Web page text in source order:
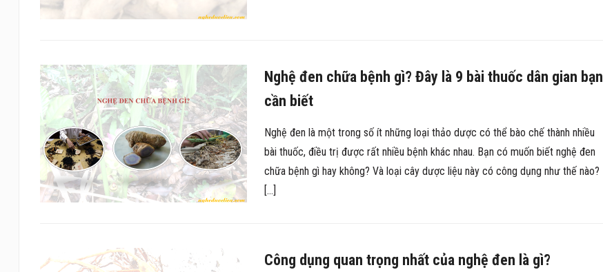
Nghệ đen chữa bệnh gì? Đây là 9 bài thuốc dân gian bạn
cần biết
Nghệ đen là một trong số ít những loại thảo dược có thể bào chế thành nhiều
bài thuốc, điều trị được rất nhiều bệnh khác nhau. Bạn có muốn biết nghệ đen
chữa bệnh gì hay không? Và loại cây dược liệu này có công dụng như thế nào?
[…]
Công dụng quan trọng nhất của nghệ đen là gì?